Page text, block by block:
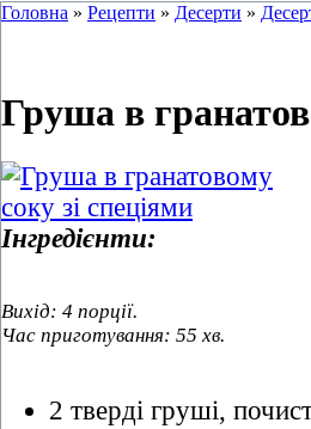
Головна » Рецепти » Десерти »
Груша в
Інгредієнти:
Вихід: 4 порції.
Час приготування: 55 хв.
2 тверді груші,